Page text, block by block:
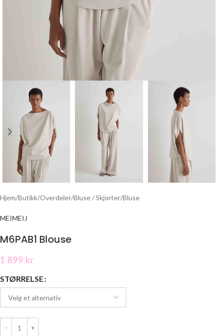
Hjem/Butikk/Overdeler/Bluse / Skjorter/Bluse
MEIMEIJ
M6PAB1 Blouse
1 899 kr
STØRRELSE